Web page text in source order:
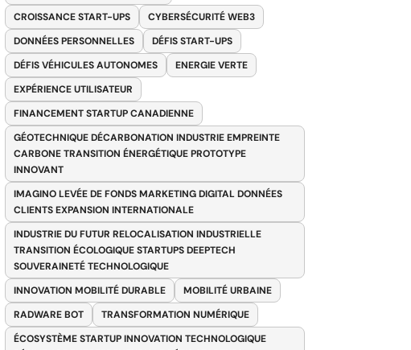
CROISSANCE START-UPS
CYBERSÉCURITÉ WEB3
DONNÉES PERSONNELLES
DÉFIS START-UPS
DÉFIS VÉHICULES AUTONOMES
ENERGIE VERTE
EXPÉRIENCE UTILISATEUR
FINANCEMENT STARTUP CANADIENNE
GÉOTECHNIQUE DÉCARBONATION INDUSTRIE EMPREINTE
CARBONE TRANSITION ÉNERGÉTIQUE PROTOTYPE
INNOVANT
IMAGINO LEVÉE DE FONDS MARKETING DIGITAL DONNÉES
CLIENTS EXPANSION INTERNATIONALE
INDUSTRIE DU FUTUR RELOCALISATION INDUSTRIELLE
TRANSITION ÉCOLOGIQUE STARTUPS DEEPTECH
SOUVERAINETÉ TECHNOLOGIQUE
INNOVATION MOBILITÉ DURABLE
MOBILITÉ URBAINE
RADWARE BOT
TRANSFORMATION NUMÉRIQUE
ÉCOSYSTÈME STARTUP INNOVATION TECHNOLOGIQUE